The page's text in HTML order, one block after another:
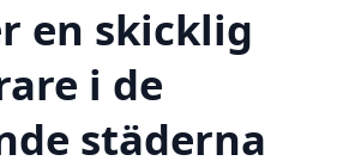
en skicklig
i de
städerna